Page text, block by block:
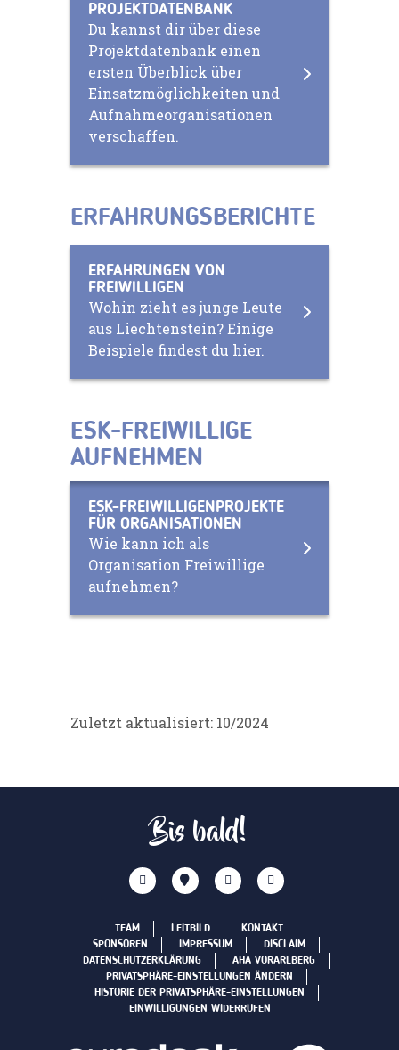
PROJEKTDATENBANK
Du kannst dir über diese
Projektdatenbank einen
ersten Überblick über
Einsatzmöglichkeiten und
Aufnahmeorganisationen
verschaffen.
ERFAHRUNGSBERICHTE
ERFAHRUNGEN VON
FREIWILLIGEN
Wohin zieht es junge Leute
aus Liechtenstein? Einige
Beispiele findest du hier.
ESK-FREIWILLIGE
AUFNEHMEN
ESK-FREIWILLIGENPROJEKTE
FÜR ORGANISATIONEN
Wie kann ich als
Organisation Freiwillige
aufnehmen?
Zuletzt aktualisiert: 10/2024
Bis bald!
TEAM LEITBILD
KONTAKT
SPONSOREN
IMPRESSUM
DISCLAIM
DATENSCHUTZERKLÄRUNG
AHA VORARLBERG
PRIVATSPHÄRE-EINSTELLUNGEN ÄNDERN
HISTORIE DER PRIVATSPHÄRE-EINSTELLUNGEN
EINWILLIGUNGEN WIDERRUFEN